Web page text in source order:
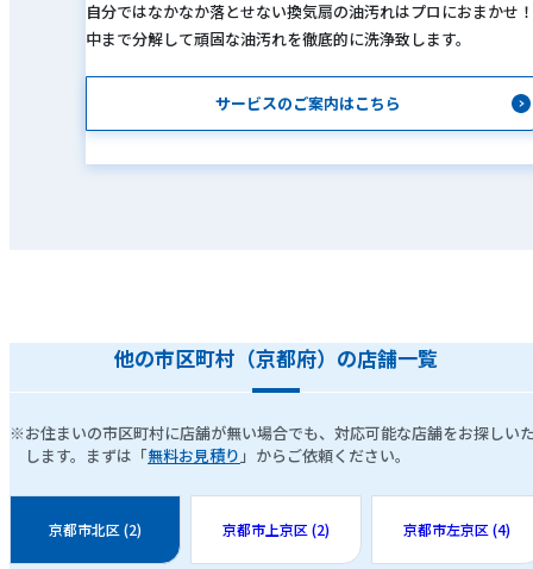
自分ではなかなか落とせない換気扇の油汚れはプロにおまかせ！
中まで分解して頑固な油汚れを徹底的に洗浄致します。
サービスのご案内はこちら
他の市区町村（京都府）の店舗一覧
※お住まいの市区町村に店舗が無い場合でも、対応可能な店舗をお探しい
します。まずは「無料お見積り 」からご依頼ください。
京都市北区 (2) 京都市上京区 (2) 京都市左京区 (4)